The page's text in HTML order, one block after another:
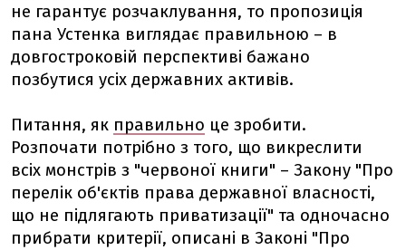
не гарантує розчаклування, то пропозиція
пана Устенка виглядає правильною – в
довгостроковій перспективі бажано
позбутися усіх державних активів.
Питання, як правильно це зробити.
Розпочати потрібно з того, що викреслити
всіх монстрів з "червоної книги" – Закону "Про
перелік об'єктів права державної власності,
що не підлягають приватизації" та одночасно
прибрати критерії, описані в Законі "Про